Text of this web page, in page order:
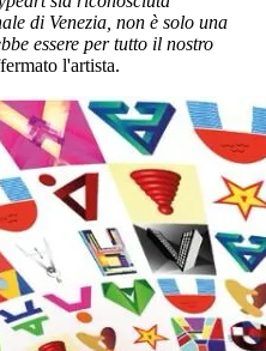
di Venezia, non è solo una
essere per tutto il nostro
l'artista.